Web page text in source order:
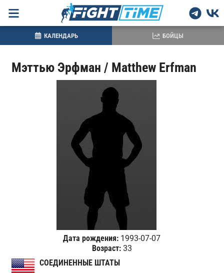
Мэттью Эрфман / Matthew Erfman
Дата рождения: 1993-07-07
Возраст:33
СОЕДИНЕННЫЕ ШТАТЫ
КАЛЕНДАРЬ БОЙЦЫ